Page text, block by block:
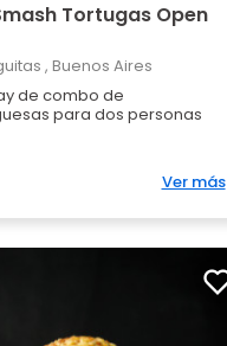
Tortugas Open
, Buenos Aires
de combo de
para dos personas
Ver más